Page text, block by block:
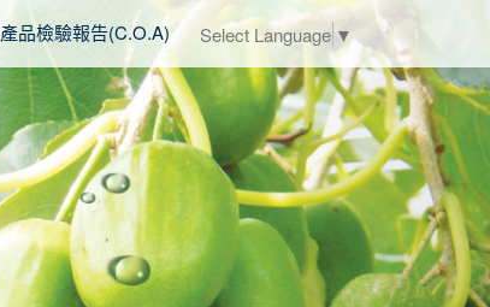
產品檢驗報告(C.O.A) Select Language ▼ Next